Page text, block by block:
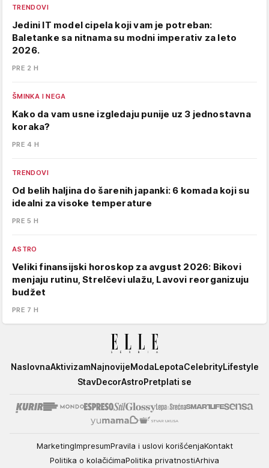
TRENDOVI
Jedini IT model cipela koji vam je potreban:
Baletanke sa nitnama su modni imperativ za leto
2026.
PRE 2 H
ŠMINKA I NEGA
Kako da vam usne izgledaju punije uz 3 jednostavna
koraka?
PRE 4 H
TRENDOVI
Od belih haljina do šarenih japanki: 6 komada koji su
idealni za visoke temperature
PRE 5 H
ASTRO
Veliki finansijski horoskop za avgust 2026: Bikovi
menjaju rutinu, Strelčevi ulažu, Lavovi reorganizuju
budžet
PRE 7 H
Elle
NaslovnaAktivizamNajnovijeModaLepotaCelebrityLifestyle
StavDecorAstroPretplati se
MarketingImpresumPravila i uslovi korišćenjaKontakt
Politika o kolačićimaPolitika privatnostiArhiva